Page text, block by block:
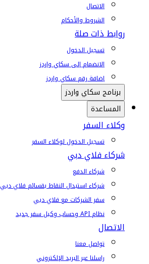
الاتصال
الشروط والأحكام
روابط ذات صلة
تسجيل الدخول
الانضمام إلى سكاي واردز
إضافة رقم سكاي واردز
برنامج سكاي واردز
المساعدة
وكلاء السفر
تسجيل الدخول لوكلاء السفر
شركاء فلاي دبي
شركاء الدفع
شركاء استبدال النقاط بقسائم فلاي دبي
سفر الشركات مع فلاي دبي
نظام API وحساب وكيل سفر جديد
الاتصال
تواصل معنا
راسلنا عبر البريد الإلكتروني